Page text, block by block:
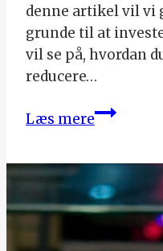
denne artikel vil vi
grunde til at
vil se på, hvordan
reducere…
Læs mere10
investere
i
en